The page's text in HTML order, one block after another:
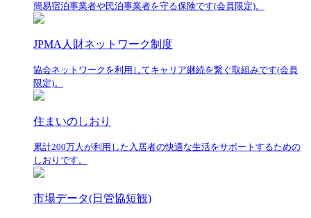
簡易宿泊事業者や民泊事業者を守る保険です(会員限定)。
JPMA人財ネットワーク制度
協会ネットワークを利用してキャリア継続を繋ぐ取組みです(会員
限定)。
住まいのしおり
累計200万人が利用した入居者の快適な生活をサポートするための
しおりです。
市場データ(日管協短観)